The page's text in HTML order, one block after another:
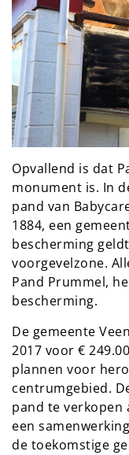
Opvallend is dat
monument is. In
pand van
1884, een
bescherming
voorgevelzone.
Pand Prummel,
bescherming.
De gemeente
2017 voor €
plannen voor
centrumgebied.
pand te verkopen
een
de toekomstige